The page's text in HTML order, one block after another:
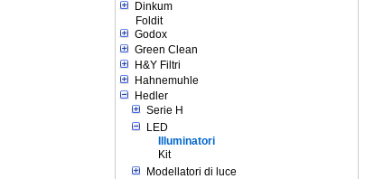
Dinkum
Foldit
Godox
Green Clean
H&Y Filtri
Hahnemuhle
Hedler
Serie H
LED
Illuminatori
Kit
Modellatori di luce